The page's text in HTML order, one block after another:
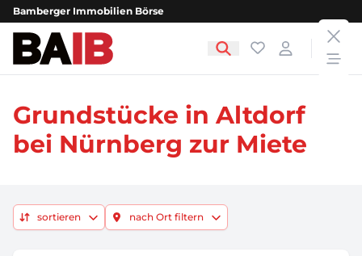
Bamberger Immobilien Börse
Bamberger Immobilien Börse Favoriten
Login
Grundstücke in Altdorf
bei Nürnberg zur Miete
sortieren nach Ort filtern